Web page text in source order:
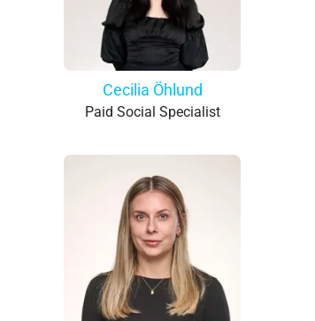
Cecilia Öhlund
Paid Social Specialist